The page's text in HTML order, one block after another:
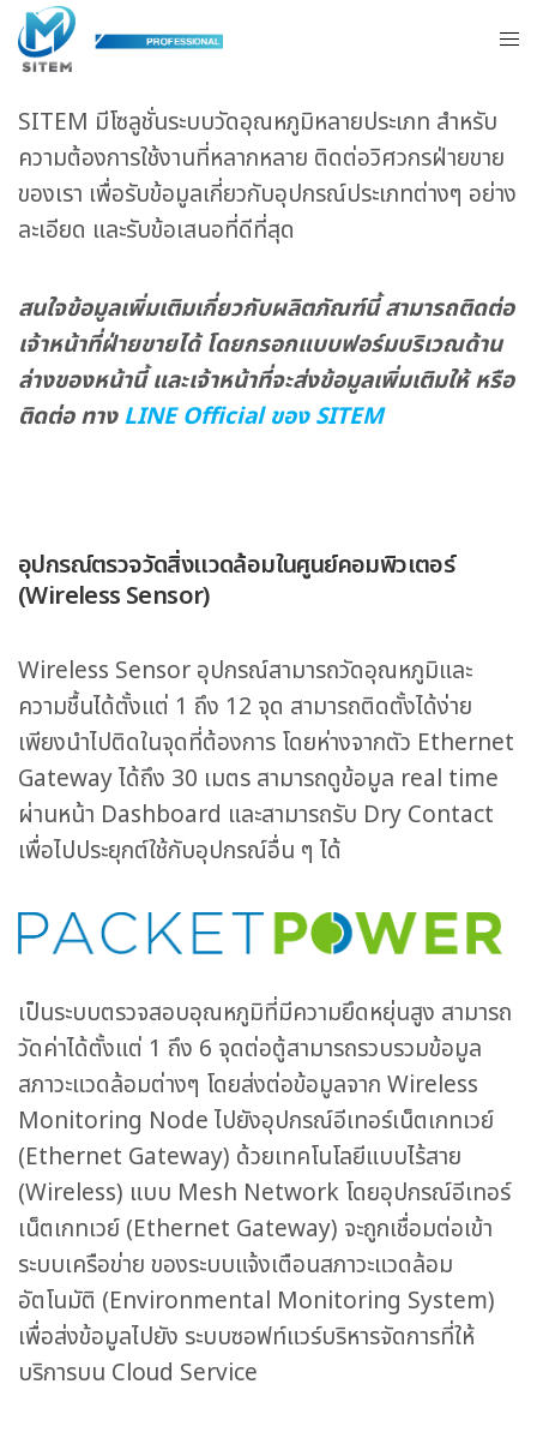
ระบบตรวจวัดสิ่งแวดล้อม
SITEM มีโซลูชั่นระบบวัดอุณหภูมิหลายประเภท สำหรับ
ความต้องการใช้งานที่หลากหลาย ติดต่อวิศวกรฝ่ายขาย
ของเรา เพื่อรับข้อมูลเกี่ยวกับอุปกรณ์ประเภทต่างๆ อย่าง
ละเอียด และรับข้อเสนอที่ดีที่สุด
สนใจข้อมูลเพิ่มเติมเกี่ยวกับผลิตภัณฑ์นี้ สามารถติดต่อ
เจ้าหน้าที่ฝ่ายขายได้ โดยกรอกแบบฟอร์มบริเวณด้าน
ล่างของหน้านี้ และเจ้าหน้าที่จะส่งข้อมูลเพิ่มเติมให้ หรือ
ติดต่อ ทางLINE Official ของ SITEM
อุปกรณ์ตรวจวัดสิ่งแวดล้อมในศูนย์คอมพิวเตอร์
(Wireless Sensor)
Wireless Sensor อุปกรณ์สามารถวัดอุณหภูมิและ
ความชื้นได้ตั้งแต่ 1 ถึง 12 จุด สามารถติดตั้งได้ง่าย
เพียงนำไปติดในจุดที่ต้องการ โดยห่างจากตัว Ethernet
Gateway ได้ถึง 30 เมตร สามารถดูข้อมูล real time
ผ่านหน้า Dashboard และสามารถรับ Dry Contact
เพื่อไปประยุกต์ใช้กับอุปกรณ์อื่น ๆ ได้
เป็นระบบตรวจสอบอุณหภูมิที่มีความยึดหยุ่นสูง สามารถ
วัดค่าได้ตั้งแต่ 1 ถึง 6 จุดต่อตู้สามารถรวบรวมข้อมูล
สภาวะแวดล้อมต่างๆ โดยส่งต่อข้อมูลจาก Wireless
Monitoring Node ไปยังอุปกรณ์อีเทอร์เน็ตเกทเวย์
(Ethernet Gateway) ด้วยเทคโนโลยีแบบไร้สาย
(Wireless) แบบ Mesh Network โดยอุปกรณ์​อีเทอร์
เน็ตเกทเวย์ (Ethernet Gateway) จะถูกเชื่อมต่อเข้า
ระบบเครือข่าย ของระบบแจ้งเตือนสภาวะแวดล้อม
อัตโนมัติ (Environmental Monitoring System)
เพื่อส่งข้อมูลไปยัง ระบบซอฟท์แวร์บริหารจัดการที่ให้
บริการบน Cloud Service